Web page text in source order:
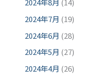
2024年8月 (14)
2024年7月 (19)
2024年6月 (28)
2024年5月 (27)
2024年4月 (26)